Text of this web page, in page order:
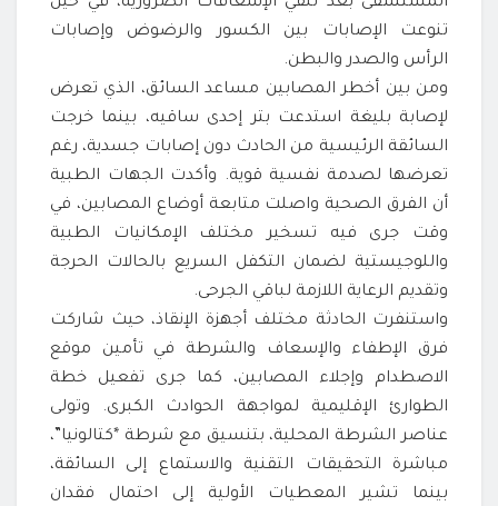
المستشفى بعد تلقي الإسعافات الضرورية، في حين
تنوعت الإصابات بين الكسور والرضوض وإصابات
الرأس والصدر والبطن.
ومن بين أخطر المصابين مساعد السائق، الذي تعرض
لإصابة بليغة استدعت بتر إحدى ساقيه، بينما خرجت
السائقة الرئيسية من الحادث دون إصابات جسدية، رغم
تعرضها لصدمة نفسية قوية. وأكدت الجهات الطبية
أن الفرق الصحية واصلت متابعة أوضاع المصابين، في
وقت جرى فيه تسخير مختلف الإمكانيات الطبية
واللوجيستية لضمان التكفل السريع بالحالات الحرجة
وتقديم الرعاية اللازمة لباقي الجرحى.
واستنفرت الحادثة مختلف أجهزة الإنقاذ، حيث شاركت
فرق الإطفاء والإسعاف والشرطة في تأمين موقع
الاصطدام وإجلاء المصابين، كما جرى تفعيل خطة
الطوارئ الإقليمية لمواجهة الحوادث الكبرى. وتولى
عناصر الشرطة المحلية، بتنسيق مع شرطة *كتالونيا”،
مباشرة التحقيقات التقنية والاستماع إلى السائقة،
بينما تشير المعطيات الأولية إلى احتمال فقدان